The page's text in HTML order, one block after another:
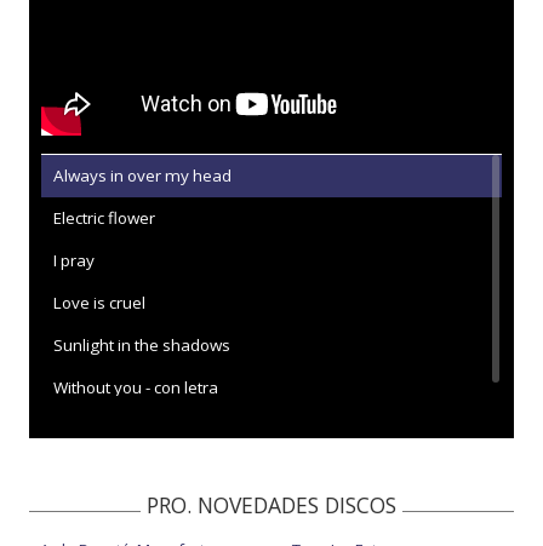
Always in over my head
Electric flower
I pray
Love is cruel
Sunlight in the shadows
Without you - con letra
PRO. NOVEDADES DISCOS